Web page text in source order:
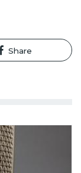
Share